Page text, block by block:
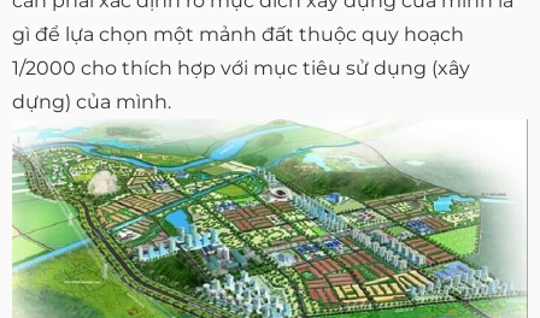
gì để lựa chọn một mảnh đất thuộc quy hoạch
1/2000 cho thích hợp với mục tiêu sử dụng (xây
dựng) của mình.